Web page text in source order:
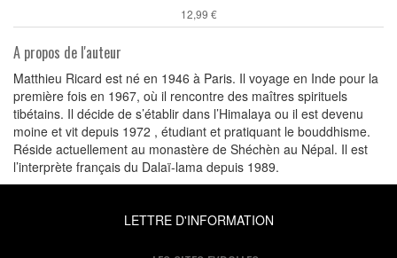
12,99 €
A propos de l'auteur
Matthieu Ricard est né en 1946 à Paris. Il voyage en Inde pour la
première fois en 1967, où il rencontre des maîtres spirituels
tibétains. Il décide de s’établir dans l’Himalaya ou il est devenu
moine et vit depuis 1972 , étudiant et pratiquant le bouddhisme.
Réside actuellement au monastère de Shéchèn au Népal. Il est
l’interprète français du Dalaï-lama depuis 1989.
LETTRE D'INFORMATION